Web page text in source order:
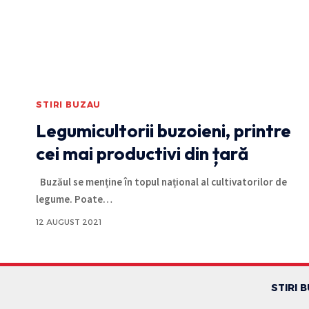
STIRI BUZAU
Legumicultorii buzoieni, printre
cei mai productivi din țară
Buzăul se menține în topul național al cultivatorilor de
legume. Poate…
12 AUGUST 2021
STIRI